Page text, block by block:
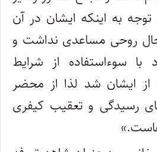
توجه به اینکه ایشان در آن
روحی مساعدی نداشت و
سوء‌استفاده از شرایط
از ایشان شد لذا از محضر
رسیدگی و تعقیب کیفری